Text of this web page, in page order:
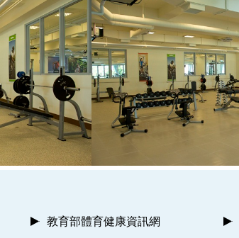
教育部體育健康資訊網